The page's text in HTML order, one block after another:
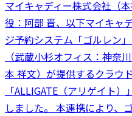
マイキャディー株式会社（
役：阿部 晋、以下マイキャ
ジ予約システム「ゴルレン
（武蔵小杉オフィス：神奈
本 祥文）が提供するクラウ
「ALLIGATE（アリゲイト
しました。 本連携により、